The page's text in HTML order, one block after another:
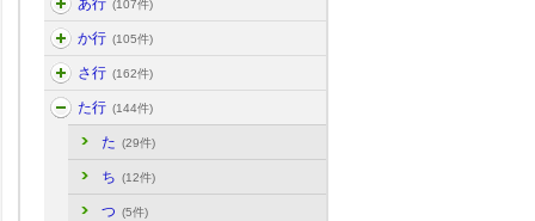
あ行 (107件)
か行 (105件)
さ行 (162件)
た行 (144件)
た (29件)
ち (12件)
つ (5件)